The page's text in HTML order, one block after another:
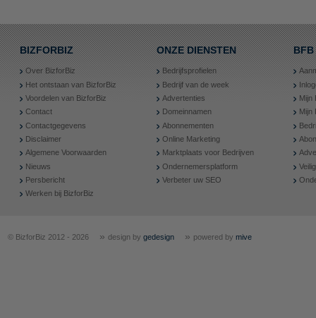
BIZFORBIZ
Over BizforBiz
Het ontstaan van BizforBiz
Voordelen van BizforBiz
Contact
Contactgegevens
Disclaimer
Algemene Voorwaarden
Nieuws
Persbericht
Werken bij BizforBiz
ONZE DIENSTEN
Bedrijfsprofielen
Bedrijf van de week
Advertenties
Domeinnamen
Abonnementen
Online Marketing
Marktplaats voor Bedrijven
Ondernemersplatform
Verbeter uw SEO
BFB
Mijn
Mijn
© BizforBiz 2012 - 2026 » design by gedesign » powered by mive